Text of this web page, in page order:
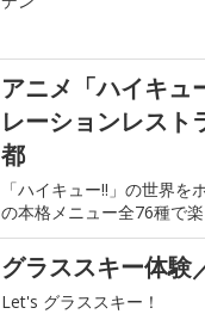
アニメ「ハイキュ
レーションレスト
都
「ハイキュー!!」の世界を
の本格メニュー全76種で
グラススキー体験
Let's グラススキー！